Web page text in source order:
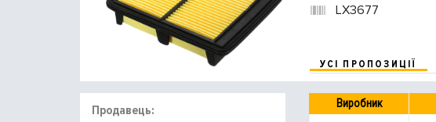
LX3677
УСІ ПРОПОЗИЦІЇ
Продавець: Виробник